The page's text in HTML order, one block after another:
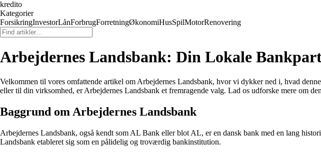
kredito
Kategorier
ForsikringInvestorLånForbrugForretningØkonomiHusSpilMotorRenovering
Arbejdernes Landsbank: Din Lokale
Velkommen til vores omfattende artikel om Arbejdernes Landsbank, hvor vi dykker ned i, hvad
eller til din virksomhed, er Arbejdernes Landsbank et fremragende valg. Lad os udforske mere om
Baggrund om Arbejdernes Landsbank
Arbejdernes Landsbank, også kendt som AL Bank eller blot AL, er en dansk bank med en lang
Landsbank etableret sig som en pålidelig og troværdig bankinstitution.